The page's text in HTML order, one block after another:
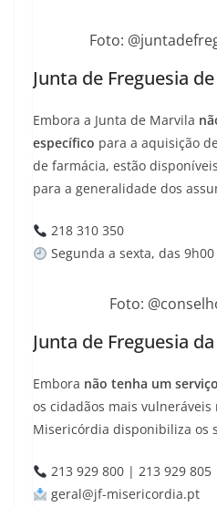
Foto:
Junta de Freguesia
Embora a Junta de Marvila
específico para a aquisição
de farmácia, estão
para a generalidade dos
218 310 350
Segunda a sexta, das
Foto:
Junta de Freguesia
Embora não tenha um
os cidadãos mais vulneráveis
Misericórdia disponibiliza os
213 929 800 | 213 929 805
geral@jf-misericordia.pt